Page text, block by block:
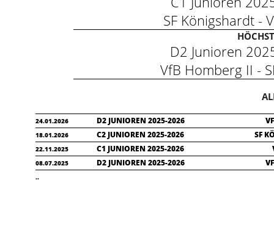
SF Königshardt
D2 Junioren
VfB Homberg II -
24.01.2026 D2 JUNIOREN 2025-2026
18.01.2026 C2 JUNIOREN 2025-2026 SF
22.11.2025 C1 JUNIOREN 2025-2026
08.07.2025 D2 JUNIOREN 2025-2026
..